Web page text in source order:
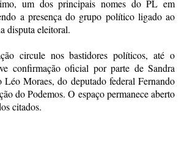
um dos principais nomes do PL em
a presença do grupo político ligado ao
disputa eleitoral.
circule nos bastidores políticos, até o
confirmação oficial por parte de Sandra
Léo Moraes, do deputado federal Fernando
do Podemos. O espaço permanece aberto
citados.